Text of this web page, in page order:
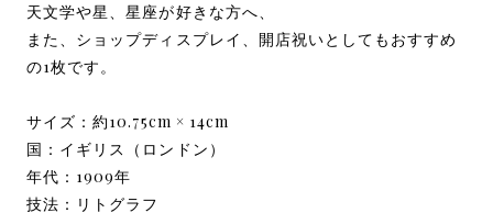
天文学や星、星座が好きな方へ、
また、ショップディスプレイ、開店祝いとしてもおすすめ
の1枚です。
サイズ：約10.75cm × 14cm
国：イギリス（ロンドン）
年代：1909年
技法：リトグラフ